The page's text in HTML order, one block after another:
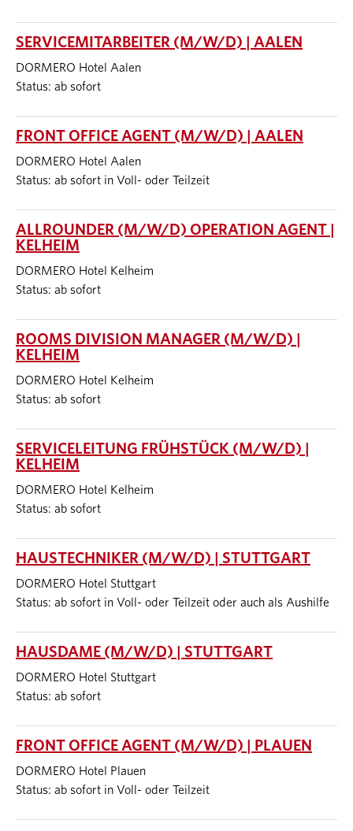
SERVICEMITARBEITER (M/W/D) | AALEN
DORMERO Hotel Aalen
Status: ab sofort
FRONT OFFICE AGENT (M/W/D) | AALEN
DORMERO Hotel Aalen
Status: ab sofort in Voll- oder Teilzeit
ALLROUNDER (M/W/D) OPERATION AGENT |
KELHEIM
DORMERO Hotel Kelheim
Status: ab sofort
ROOMS DIVISION MANAGER (M/W/D) |
KELHEIM
DORMERO Hotel Kelheim
Status: ab sofort
SERVICELEITUNG FRÜHSTÜCK (M/W/D) |
KELHEIM
DORMERO Hotel Kelheim
Status: ab sofort
HAUSTECHNIKER (M/W/D) | STUTTGART
DORMERO Hotel Stuttgart
Status: ab sofort in Voll- oder Teilzeit oder auch als Aushilfe
HAUSDAME (M/W/D) | STUTTGART
DORMERO Hotel Stuttgart
Status: ab sofort
FRONT OFFICE AGENT (M/W/D) | PLAUEN
DORMERO Hotel Plauen
Status: ab sofort in Voll- oder Teilzeit